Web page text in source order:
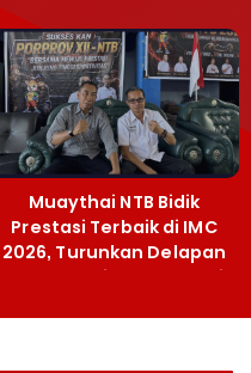
Muaythai NTB Bidik
Prestasi Terbaik di IMC
2026, Turunkan Delapan
Atlet ke Kejurnas Bekasi